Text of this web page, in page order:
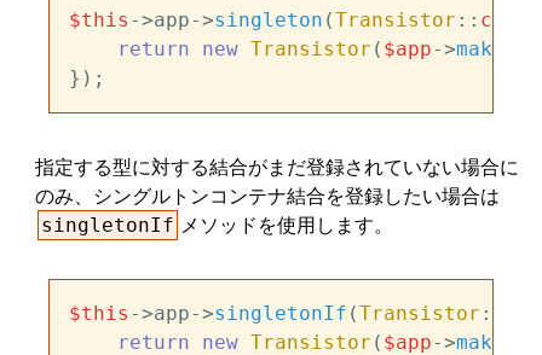
$this ->app->singleton (Transistor :: class
return
new Transistor ( $app->make
指定する型に対する結合がまだ登録されていない場合に
のみ、シングルトンコンテナ結合を登録したい場合は
singletonIf メソッドを使用します。
$this ->app->singletonIf (Transistor ::
return
new Transistor ( $app->make